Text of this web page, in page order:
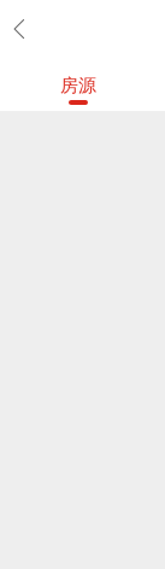
房源